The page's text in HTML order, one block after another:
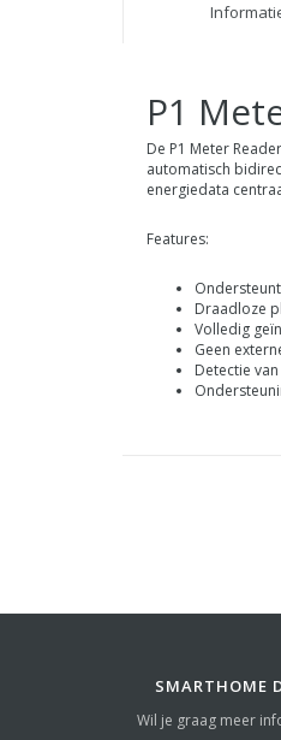
P1
De P1 Meter
automatisch
energiedata
Features:
Draadloze
Volledig
Geen
Detectie
SMARTHOME
Wil je graag meer